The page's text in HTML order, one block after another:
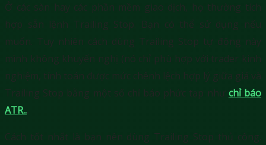
Ở các sàn hay các phần mềm giao dịch, họ thường tích
hợp sẵn lệnh Trailing Stop. Bạn có thể sử dụng nếu
muốn. Tuy nhiên cách dùng Trailing Stop tự động này
mình không khuyến nghị (nó chỉ phù hợp với trader kinh
nghiệm, tính toán được mức chênh lệch hợp lý giữa giá và
Trailing Stop bằng một số chỉ báo phức tạp như chỉ báo
ATR...
Cách tốt nhất là bạn nên dùng Trailing Stop thủ công.